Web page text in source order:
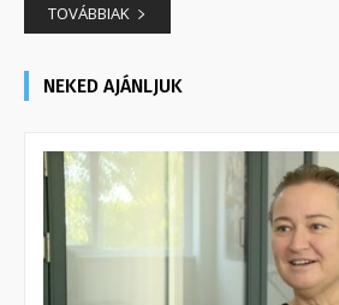
TOVÁBBIAK
NEKED AJÁNLJUK